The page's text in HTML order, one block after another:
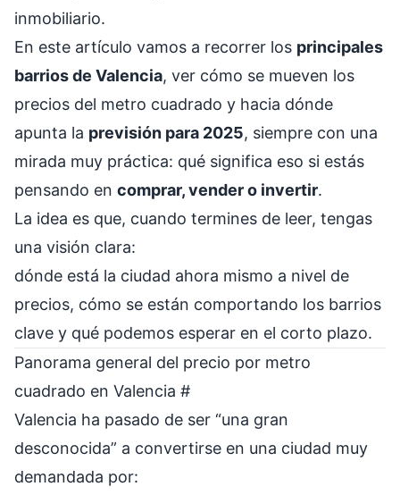
inmobiliario.
En este artículo vamos a recorrer los principales
barrios de Valencia, ver cómo se mueven los
precios del metro cuadrado y hacia dónde
apunta la previsión para 2025, siempre con una
mirada muy práctica: qué significa eso si estás
pensando en comprar, vender o invertir.
La idea es que, cuando termines de leer, tengas
una visión clara:
dónde está la ciudad ahora mismo a nivel de
precios, cómo se están comportando los barrios
clave y qué podemos esperar en el corto plazo.
Panorama general del precio por metro
cuadrado en Valencia #
Valencia ha pasado de ser “una gran
desconocida” a convertirse en una ciudad muy
demandada por: